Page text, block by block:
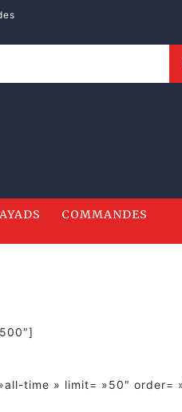
COMMANDES
time » limit= »50″ order=